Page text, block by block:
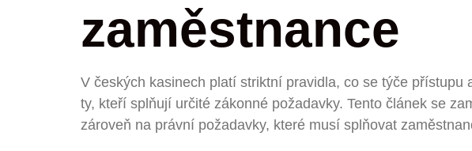
zaměstnance
V českých kasinech platí striktní pravidla, co se týče
ty, kteří splňují určité zákonné požadavky. Tento článek se
zároveň na právní požadavky, které musí splňovat